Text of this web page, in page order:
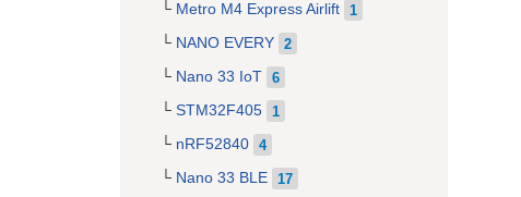
Metro M4 Express Airlift 1
NANO EVERY 2
Nano 33 IoT 6
STM32F405 1
nRF52840 4
Nano 33 BLE 17